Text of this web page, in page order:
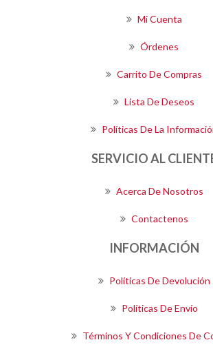
Mi Cuenta
Órdenes
Carrito De Compras
Lista De Deseos
Políticas De La
SERVICIO AL
Acerca De Nosotros
Contactenos
INFORMACIÓN
Políticas De Devolución
Políticas De Envío
Términos Y Condiciones De